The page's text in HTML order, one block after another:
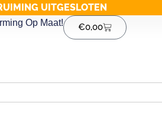
UITGESLOTEN
Op Maat! €0,00